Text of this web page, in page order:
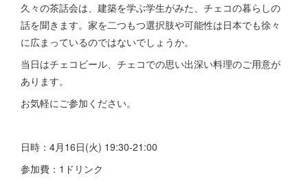
久々の茶話会は、建築を学ぶ学生がみた、チェコの暮らしの
話を聞きます。家を二つもつ選択肢や可能性は日本でも徐々
に広まっているのではないでしょうか。
当日はチェコビール、チェコでの思い出深い料理のご用意が
あります。
お気軽にご参加ください。
日時：4月16日(火) 19:30-21:00
参加費：1ドリンク